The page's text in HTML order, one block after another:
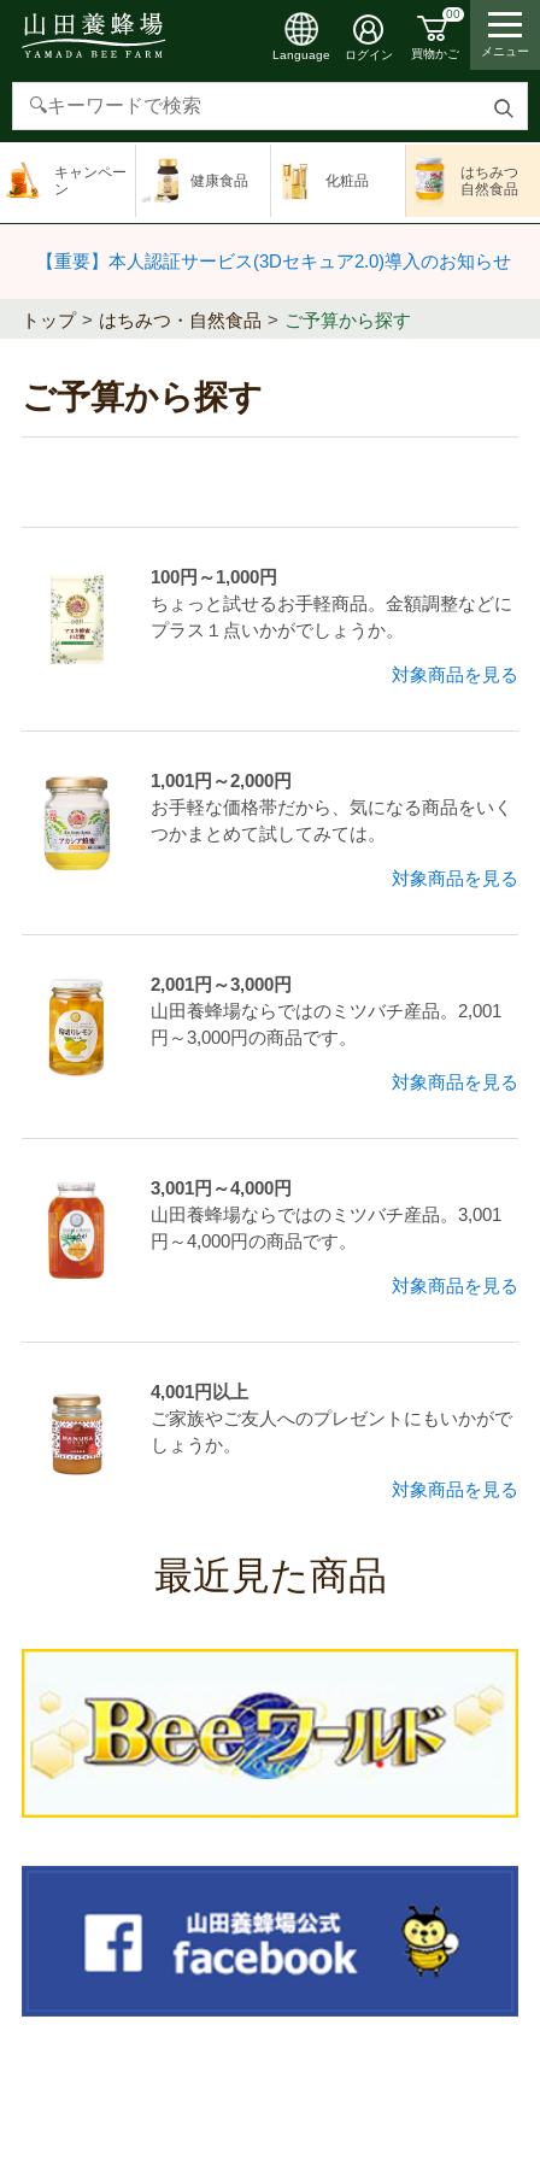
検
す
Language ログイン
00
買物かご メニュー
キャンペー
ン
健康食品 化粧品
はちみつ
自然食品
【重要】本人認証サービス(3Dセキュア2.0)導入のお知らせ
トップ はちみつ・自然食品 ご予算から探す
ご予算から探す
100円～1,000円
ちょっと試せるお手軽商品。金額調整などに
プラス１点いかがでしょうか。
対象商品を見る
1,001円～2,000円
お手軽な価格帯だから、気になる商品をいく
つかまとめて試してみては。
対象商品を見る
2,001円～3,000円
山田養蜂場ならではのミツバチ産品。2,001
円～3,000円の商品です。
対象商品を見る
3,001円～4,000円
山田養蜂場ならではのミツバチ産品。3,001
円～4,000円の商品です。
対象商品を見る
4,001円以上
ご家族やご友人へのプレゼントにもいかがで
しょうか。
対象商品を見る
最近見た商品